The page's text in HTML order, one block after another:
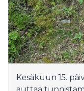
Kesäkuun 15.